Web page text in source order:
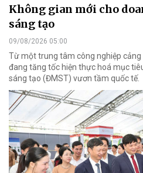
Không gian mới cho
sáng tạo
09/08/2026 05:00
Từ một trung tâm công nghiệp cảng
đang tăng tốc hiện thực hoá mục
sáng tạo (ĐMST) vươn tầm quốc tế.